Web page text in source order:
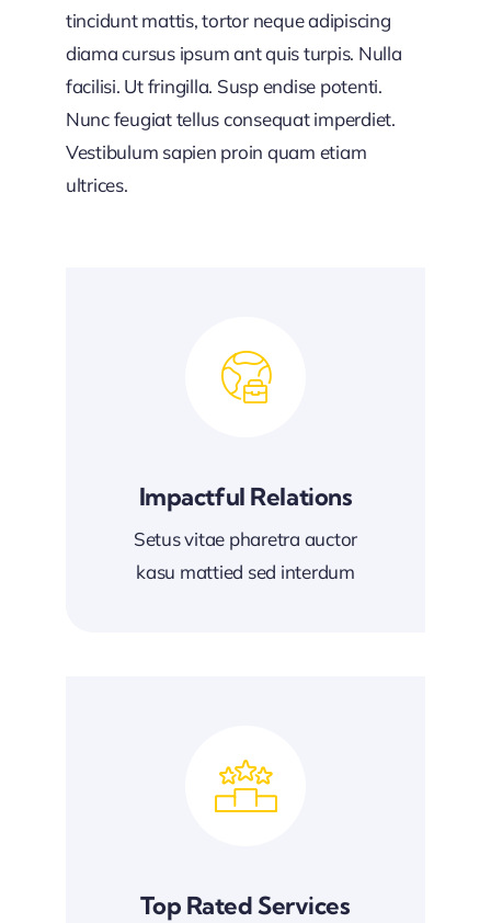
tincidunt mattis, tortor neque adipiscing
diama cursus ipsum ant quis turpis. Nulla
facilisi. Ut fringilla. Susp endise potenti.
Nunc feugiat tellus consequat imperdiet.
Vestibulum sapien proin quam etiam
ultrices.
Impactful Relations
Setus vitae pharetra auctor
kasu mattied sed interdum
Top Rated Services